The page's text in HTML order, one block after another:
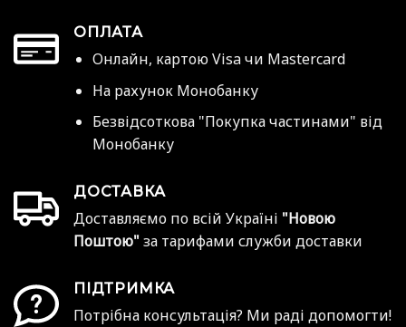
ОПЛАТА
Онлайн, картою Visa чи Mastercard
На рахунок Монобанку
Безвідсоткова "Покупка частинами" від
Монобанку
ДОСТАВКА
Доставляємо по всій Україні "Новою
Поштою" за тарифами служби доставки
ПІДТРИМКА
Потрібна консультація? Ми раді допомогти!